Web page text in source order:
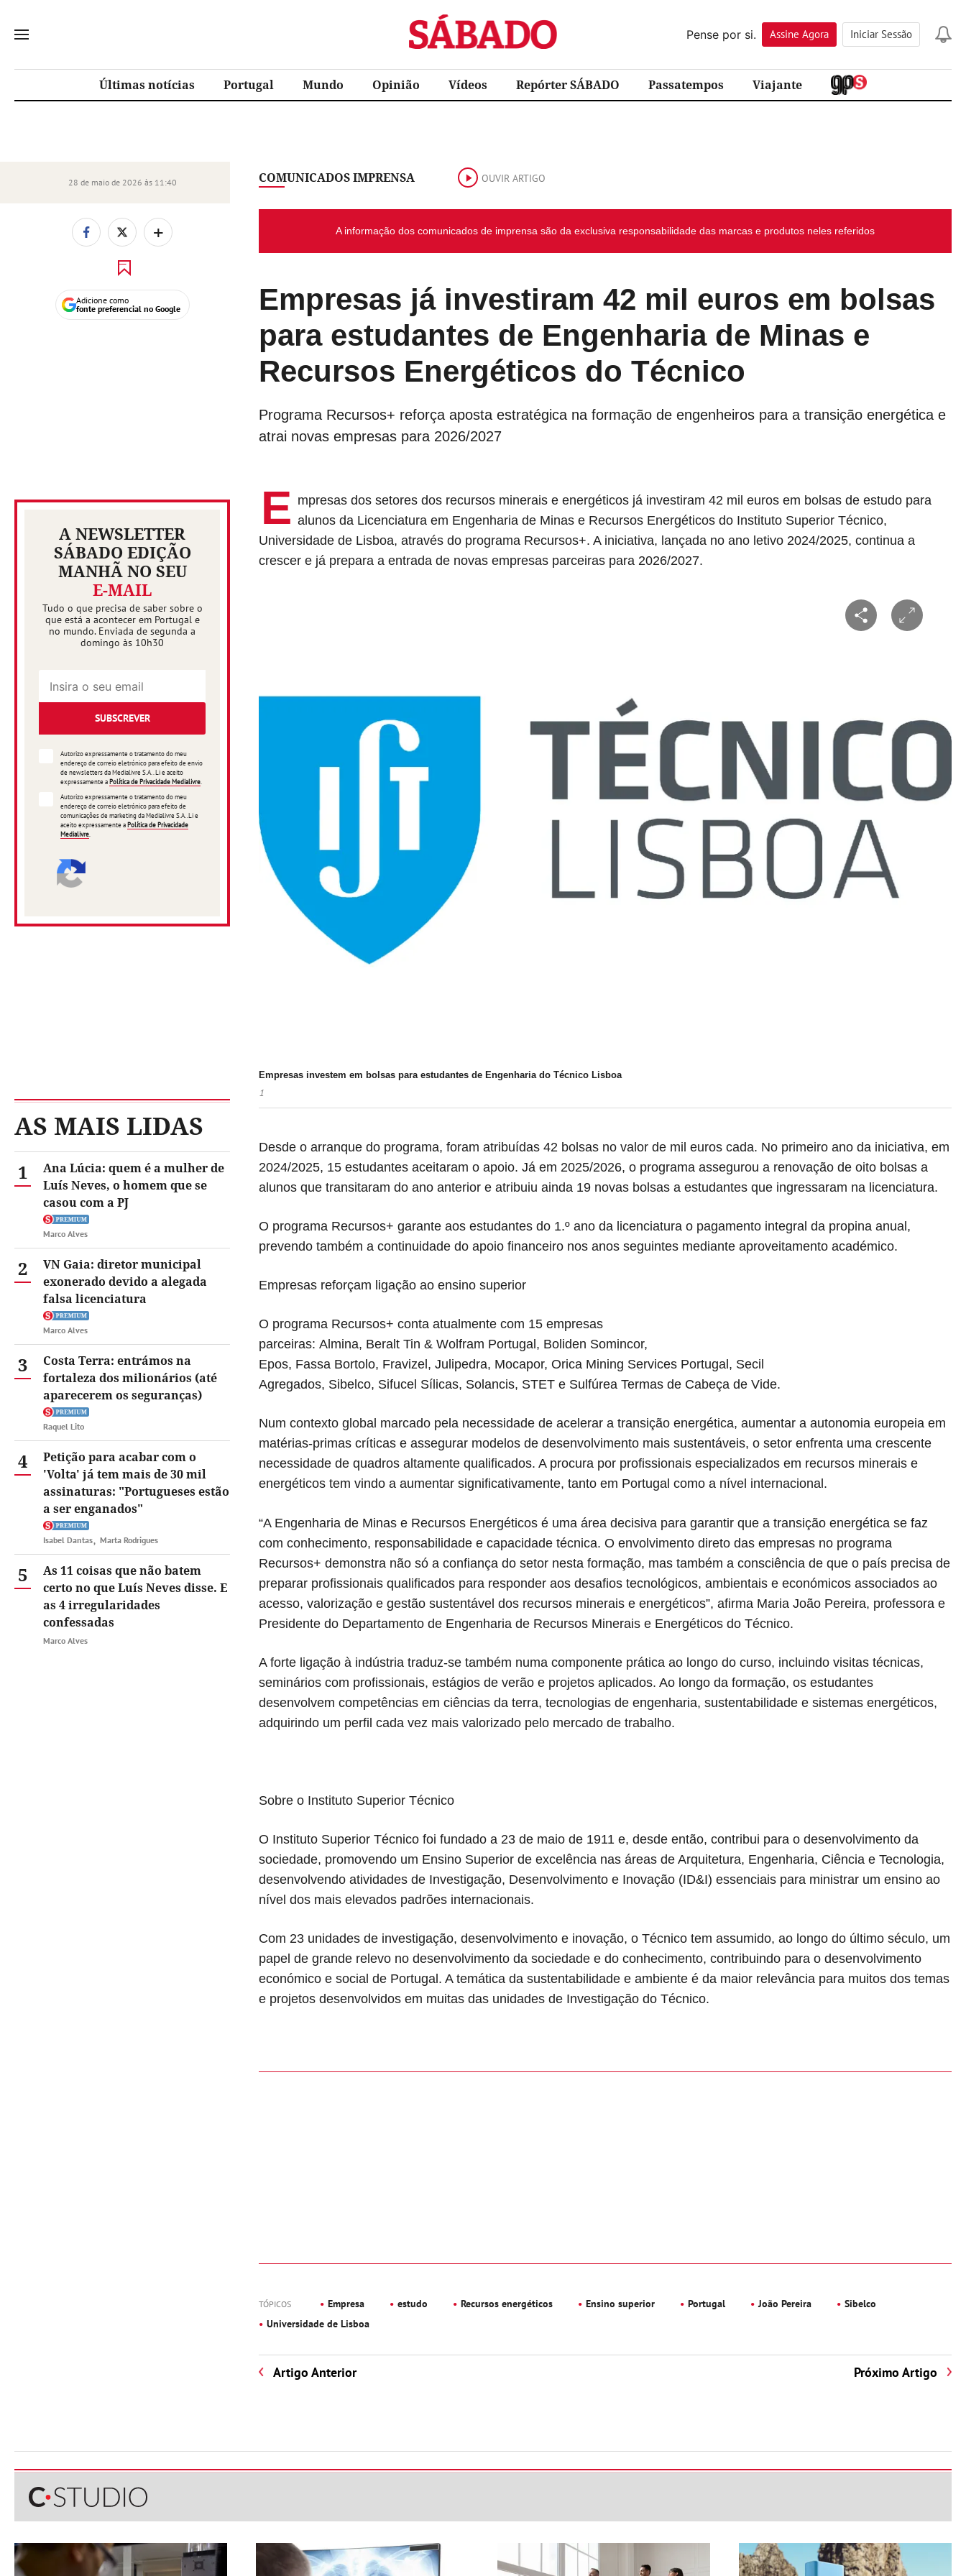
Sábado
Pense por si.
Assine Agora Iniciar Sessão
Últimas notícias Portugal Mundo Opinião Vídeos Repórter SÁBADO Passatempos Viajante
COMUNICADOS IMPRENSA OUVIR ARTIGO
A informação dos comunicados de imprensa são da exclusiva responsabilidade das marcas e produtos neles referidos
Empresas já investiram 42 mil euros em bolsas
para estudantes de Engenharia de Minas e
Recursos Energéticos do Técnico
28 de maio de 2026 às 11:40
+
Adicione como
fonte preferencial no Google
A NEWSLETTER
SÁBADO EDIÇÃO
MANHÃ NO SEU
E-MAIL
Tudo o que precisa de saber sobre o
que está a acontecer em Portugal e
no mundo. Enviada de segunda a
domingo às 10h30
SUBSCREVER
Autorizo expressamente o tratamento do meu
endereço de correio eletrónico para efeito de envio
de newsletters da Medialivre S.A.. Li e aceito
expressamente aPolítica de Privacidade Medialivre
Autorizo expressamente o tratamento do meu
endereço de correio eletrónico para efeito de
comunicações de marketing da Medialivre S.A..Li e
aceito expressamente aPolítica de Privacidade
Medialivre
AS MAIS LIDAS
1
Ana Lúcia: quem é a mulher de
Luís Neves, o homem que se
casou com a PJ
Marco Alves
2
VN Gaia: diretor municipal
exonerado devido a alegada
falsa licenciatura
Marco Alves
3
Costa Terra: entrámos na
fortaleza dos milionários (até
aparecerem os seguranças)
Raquel Lito
4
Petição para acabar com o
'Volta' já tem mais de 30 mil
assinaturas: "Portugueses estão
a ser enganados"
Isabel Dantas Marta Rodrigues
5
As 11 coisas que não batem
certo no que Luís Neves disse. E
as 4 irregularidades
confessadas
Marco Alves
Programa Recursos+ reforça aposta estratégica na formação de engenheiros para a transição energética e
atrai novas empresas para 2026/2027
E mpresas dos setores dos recursos minerais e energéticos já investiram 42 mil euros em bolsas de estudo para
alunos da Licenciatura em Engenharia de Minas e Recursos Energéticos do Instituto Superior Técnico,
Universidade de Lisboa, através do programa Recursos+. A iniciativa, lançada no ano letivo 2024/2025, continua a
crescer e já prepara a entrada de novas empresas parceiras para 2026/2027.
Empresas investem em bolsas para estudantes de Engenharia do Técnico Lisboa
1
Desde o arranque do programa, foram atribuídas 42 bolsas no valor de mil euros cada. No primeiro ano da iniciativa, em
2024/2025, 15 estudantes aceitaram o apoio. Já em 2025/2026, o programa assegurou a renovação de oito bolsas a
alunos que transitaram do ano anterior e atribuiu ainda 19 novas bolsas a estudantes que ingressaram na licenciatura.
O programa Recursos+ garante aos estudantes do 1.º ano da licenciatura o pagamento integral da propina anual,
prevendo também a continuidade do apoio financeiro nos anos seguintes mediante aproveitamento académico.
Empresas reforçam ligação ao ensino superior
O programa Recursos+ conta atualmente com 15 empresas
parceiras: Almina, Beralt Tin & Wolfram Portugal, Boliden Somincor,
Epos, Fassa Bortolo, Fravizel, Julipedra, Mocapor, Orica Mining Services Portugal, Secil
Agregados, Sibelco, Sifucel Sílicas, Solancis, STET e Sulfúrea Termas de Cabeça de Vide.
Num contexto global marcado pela necessidade de acelerar a transição energética, aumentar a autonomia europeia em
matérias-primas críticas e assegurar modelos de desenvolvimento mais sustentáveis, o setor enfrenta uma crescente
necessidade de quadros altamente qualificados. A procura por profissionais especializados em recursos minerais e
energéticos tem vindo a aumentar significativamente, tanto em Portugal como a nível internacional.
“A Engenharia de Minas e Recursos Energéticos é uma área decisiva para garantir que a transição energética se faz
com conhecimento, responsabilidade e capacidade técnica. O envolvimento direto das empresas no programa
Recursos+ demonstra não só a confiança do setor nesta formação, mas também a consciência de que o país precisa de
preparar profissionais qualificados para responder aos desafios tecnológicos, ambientais e económicos associados ao
acesso, valorização e gestão sustentável dos recursos minerais e energéticos”, afirma Maria João Pereira, professora e
Presidente do Departamento de Engenharia de Recursos Minerais e Energéticos do Técnico.
A forte ligação à indústria traduz-se também numa componente prática ao longo do curso, incluindo visitas técnicas,
seminários com profissionais, estágios de verão e projetos aplicados. Ao longo da formação, os estudantes
desenvolvem competências em ciências da terra, tecnologias de engenharia, sustentabilidade e sistemas energéticos,
adquirindo um perfil cada vez mais valorizado pelo mercado de trabalho.
Sobre o Instituto Superior Técnico
O Instituto Superior Técnico foi fundado a 23 de maio de 1911 e, desde então, contribui para o desenvolvimento da
sociedade, promovendo um Ensino Superior de excelência nas áreas de Arquitetura, Engenharia, Ciência e Tecnologia,
desenvolvendo atividades de Investigação, Desenvolvimento e Inovação (ID&I) essenciais para ministrar um ensino ao
nível dos mais elevados padrões internacionais.
Com 23 unidades de investigação, desenvolvimento e inovação, o Técnico tem assumido, ao longo do último século, um
papel de grande relevo no desenvolvimento da sociedade e do conhecimento, contribuindo para o desenvolvimento
económico e social de Portugal. A temática da sustentabilidade e ambiente é da maior relevância para muitos dos temas
e projetos desenvolvidos em muitas das unidades de Investigação do Técnico.
TÓPICOS Empresa estudo Recursos energéticos Ensino superior Portugal João Pereira
Sibelco
Universidade de Lisboa
Artigo Anterior Próximo Artigo